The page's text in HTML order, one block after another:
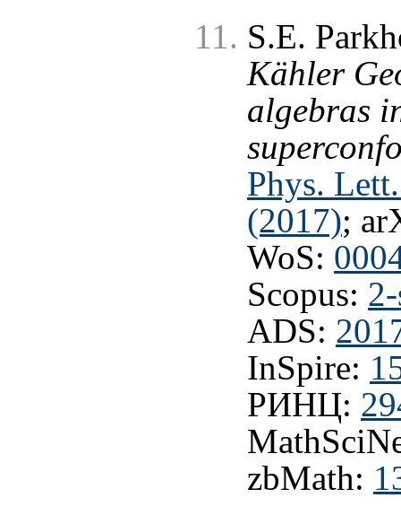
S.E.
Kähler
algebras
Phys.
(2017);
WoS:
Scopus:
ADS:
InSpire:
РИНЦ:
zbMath: